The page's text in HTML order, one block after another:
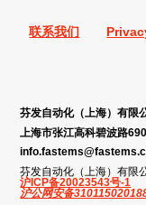
联系我们
芬发自动化（上海）有限
上海市张江高科碧波路
芬发自动化（上海）有限
沪ICP备20023543号-1
沪公网安备